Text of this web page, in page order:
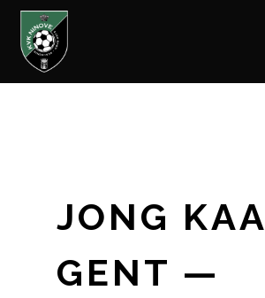
Skip
JONG KAA
GENT —